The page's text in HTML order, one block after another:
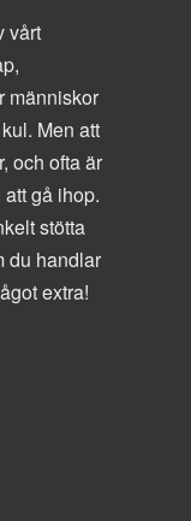
vårt
människor
Men att
och ofta är
gå ihop.
stötta
du handlar
extra!